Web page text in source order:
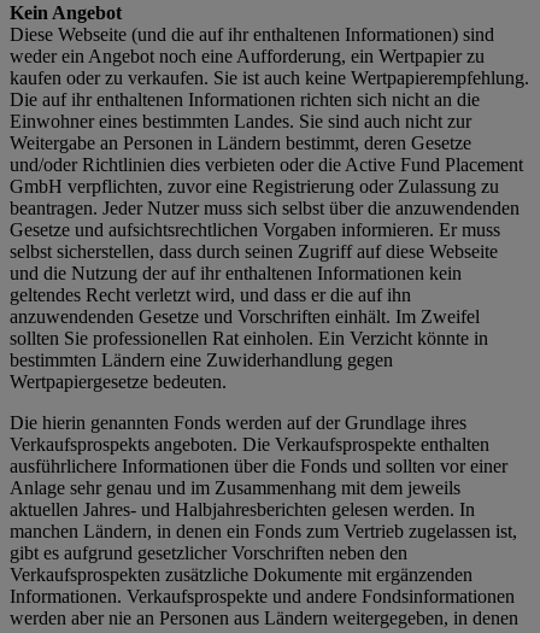
Kein Angebot
Diese Webseite (und die auf ihr enthaltenen Informationen) sind
weder ein Angebot noch eine Aufforderung, ein Wertpapier zu
kaufen oder zu verkaufen. Sie ist auch keine Wertpapierempfehlung.
Die auf ihr enthaltenen Informationen richten sich nicht an die
Einwohner eines bestimmten Landes. Sie sind auch nicht zur
Weitergabe an Personen in Ländern bestimmt, deren Gesetze
und/oder Richtlinien dies verbieten oder die Active Fund Placement
GmbH verpflichten, zuvor eine Registrierung oder Zulassung zu
beantragen. Jeder Nutzer muss sich selbst über die anzuwendenden
Gesetze und aufsichtsrechtlichen Vorgaben informieren. Er muss
selbst sicherstellen, dass durch seinen Zugriff auf diese Webseite
und die Nutzung der auf ihr enthaltenen Informationen kein
geltendes Recht verletzt wird, und dass er die auf ihn
anzuwendenden Gesetze und Vorschriften einhält. Im Zweifel
sollten Sie professionellen Rat einholen. Ein Verzicht könnte in
bestimmten Ländern eine Zuwiderhandlung gegen
Wertpapiergesetze bedeuten.
Die hierin genannten Fonds werden auf der Grundlage ihres
Verkaufsprospekts angeboten. Die Verkaufsprospekte enthalten
ausführlichere Informationen über die Fonds und sollten vor einer
Anlage sehr genau und im Zusammenhang mit dem jeweils
aktuellen Jahres- und Halbjahresberichten gelesen werden. In
manchen Ländern, in denen ein Fonds zum Vertrieb zugelassen ist,
gibt es aufgrund gesetzlicher Vorschriften neben den
Verkaufsprospekten zusätzliche Dokumente mit ergänzenden
Informationen. Verkaufsprospekte und andere Fondsinformationen
werden aber nie an Personen aus Ländern weitergegeben, in denen